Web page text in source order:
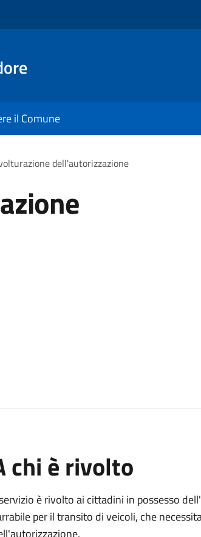
il Comune
dell'autorizzazione
chi è rivolto
è rivolto ai cittadini in possesso
per il transito di veicoli, che